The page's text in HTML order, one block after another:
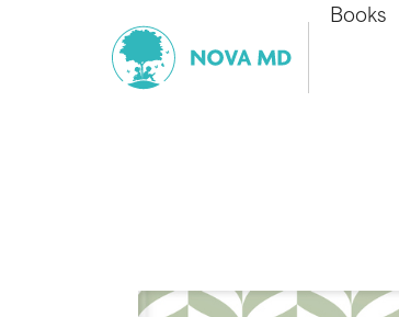
Books